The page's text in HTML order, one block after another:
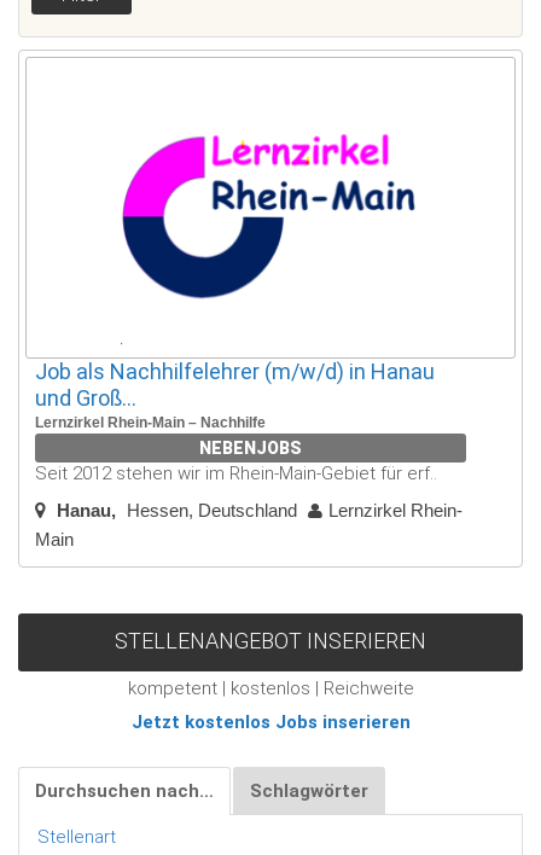
Job als Nachhilfelehrer (m/w/d) in Hanau
und Groß...
Lernzirkel Rhein-Main – Nachhilfe
NEBENJOBS
Seit 2012 stehen wir im Rhein-Main-Gebiet für erf..
Hanau Hessen, Deutschland
Lernzirkel Rhein-
Main
STELLENANGEBOT INSERIEREN
kompetent | kostenlos | Reichweite
Jetzt kostenlos Jobs inserieren
Durchsuchen nach… Schlagwörter
Stellenart